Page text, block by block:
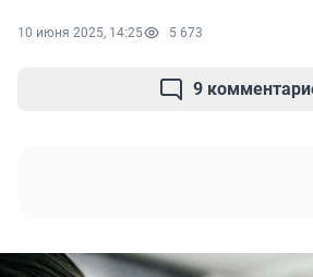
10 июня 2025, 14:25 5 673
9